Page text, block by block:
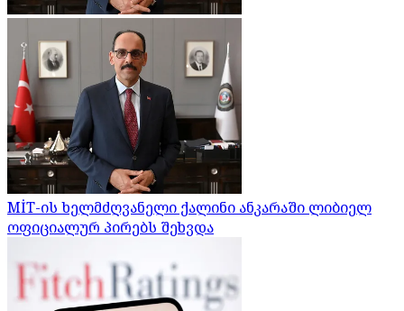
MİT-ის ხელმძღვანელი ქალინი ანკარაში ლიბიელ
ოფიციალურ პირებს შეხვდა